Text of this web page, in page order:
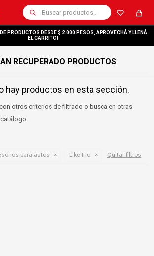
PRODUCTOS DESDE $ 2.000 PESOS, APROVECHÁ Y LLENÁ
EL CARRITO!
RECUPERADO PRODUCTOS
hay productos en esta sección.
otros criterios de filtrado o busca en otras
para autos Like Inc Quitar filtros